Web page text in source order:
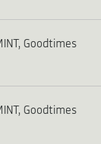
Goodtimes
Goodtimes